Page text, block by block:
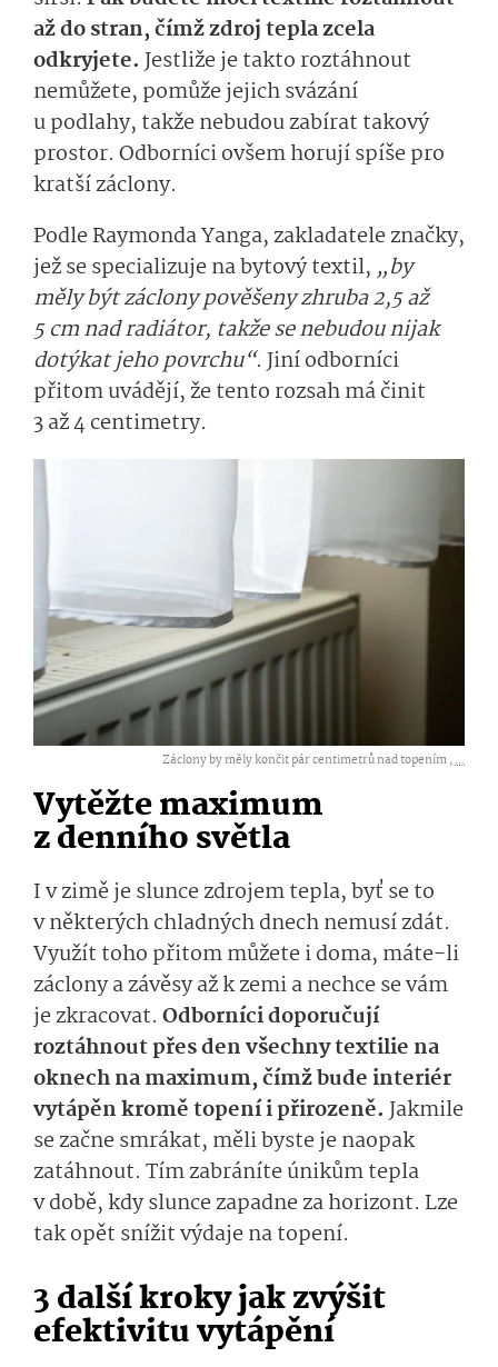
až do stran, čímž zdroj tepla zcela
odkryjete. Jestliže je takto roztáhnout
nemůžete, pomůže jejich svázání
u podlahy, takže nebudou zabírat takový
prostor. Odborníci ovšem horují spíše pro
kratší záclony.
Podle Raymonda Yanga, zakladatele značky,
jež se specializuje na bytový textil, „by
měly být záclony pověšeny zhruba 2,5 až
5 cm nad radiátor, takže se nebudou nijak
dotýkat jeho povrchu“. Jiní odborníci
přitom uvádějí, že tento rozsah má činit
3 až 4 centimetry.
Záclony by měly končit pár centimetrů nad topením ,...
Vytěžte maximum
z denního světla
I v zimě je slunce zdrojem tepla, byť se to
v některých chladných dnech nemusí zdát.
Využít toho přitom můžete i doma, máte-li
záclony a závěsy až k zemi a nechce se vám
je zkracovat. Odborníci doporučují
roztáhnout přes den všechny textilie na
oknech na maximum, čímž bude interiér
vytápěn kromě topení i přirozeně. Jakmile
se začne smrákat, měli byste je naopak
zatáhnout. Tím zabráníte únikům tepla
v době, kdy slunce zapadne za horizont. Lze
tak opět snížit výdaje na topení.
3 další kroky jak zvýšit
efektivitu vytápění